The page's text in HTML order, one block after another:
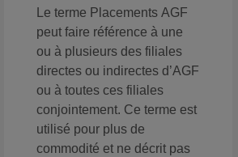
Le terme Placements AGF
peut faire référence à une
ou à plusieurs des filiales
directes ou indirectes d’AGF
ou à toutes ces filiales
conjointement. Ce terme est
utilisé pour plus de
commodité et ne décrit pas